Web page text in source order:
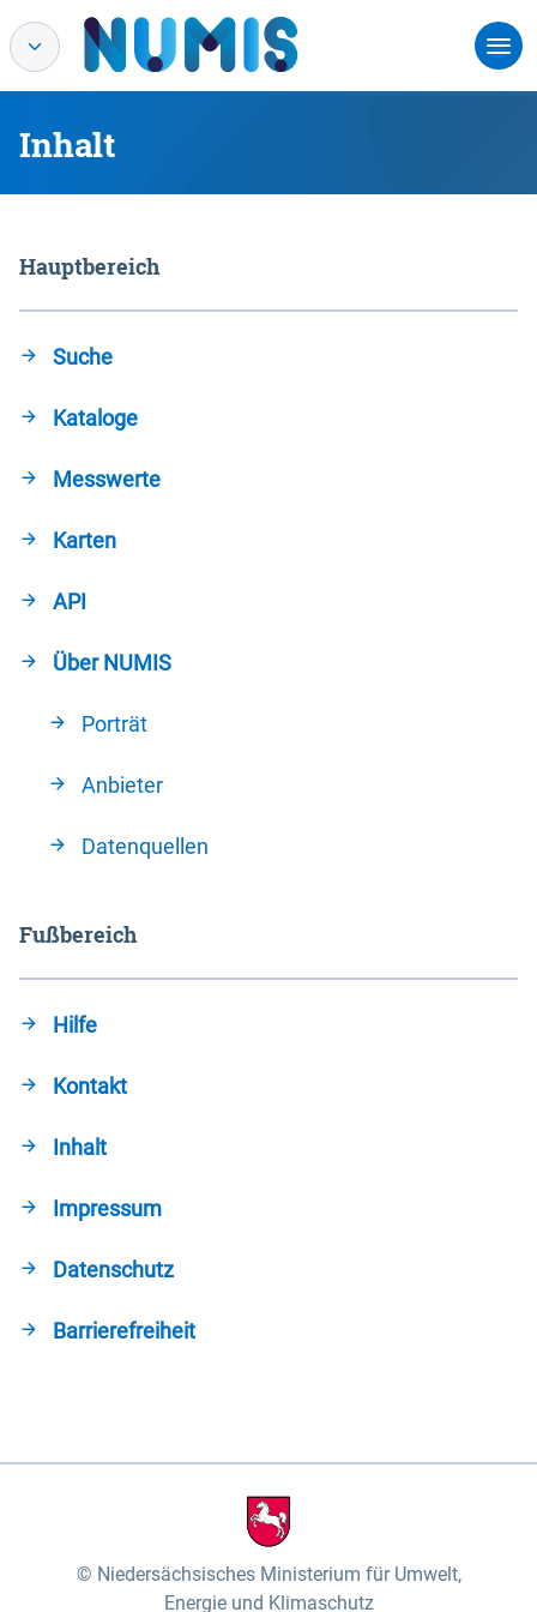
Inhalt
Hauptbereich
Suche
Kataloge
Messwerte
Karten
API
Über NUMIS
Porträt
Anbieter
Datenquellen
Fußbereich
Hilfe
Kontakt
Inhalt
Impressum
Datenschutz
Barrierefreiheit
Niedersächsisches Ministerium für Umwelt,
Energie und Klimaschutz